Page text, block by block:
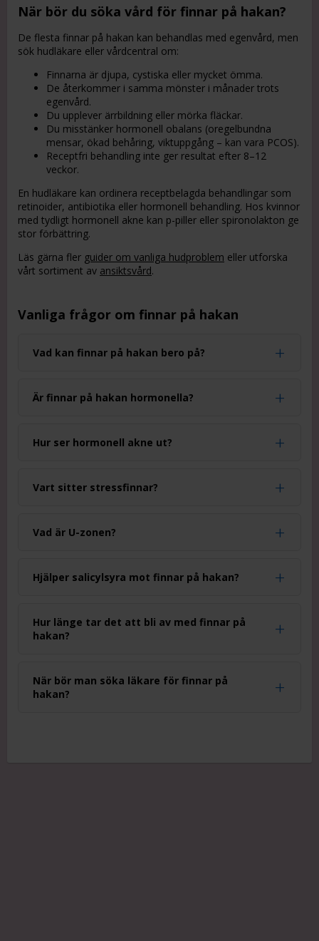
När bör du söka vård för finnar på hakan?
De flesta finnar på hakan kan behandlas med egenvård, men
sök hudläkare eller vårdcentral om:
Finnarna är djupa, cystiska eller mycket ömma.
De återkommer i samma mönster i månader trots
egenvård.
Du upplever ärrbildning eller mörka fläckar.
Du misstänker hormonell obalans (oregelbundna
mensar, ökad behåring, viktuppgång – kan vara PCOS).
Receptfri behandling inte ger resultat efter 8–12
veckor.
En hudläkare kan ordinera receptbelagda behandlingar som
retinoider, antibiotika eller hormonell behandling. Hos kvinnor
med tydligt hormonell akne kan p-piller eller spironolakton ge
stor förbättring.
Läs gärna fler guider om vanliga hudproblem eller utforska
vårt sortiment av ansiktsvård.
Vanliga frågor om finnar på hakan
Vad kan finnar på hakan bero på?
Är finnar på hakan hormonella?
Hur ser hormonell akne ut?
Vart sitter stressfinnar?
Vad är U-zonen?
Hjälper salicylsyra mot finnar på hakan?
Hur länge tar det att bli av med finnar på
hakan?
När bör man söka läkare för finnar på
hakan?